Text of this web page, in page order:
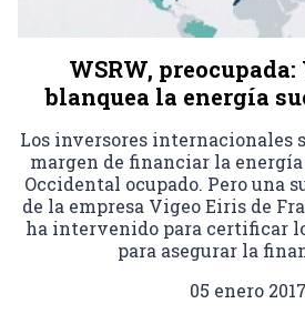
WSRW,
blanquea la energía
Los inversores internacionales
margen de financiar la
Occidental ocupado. Pero una
de la empresa Vigeo Eiris de
ha intervenido para certificar
para asegurar la
05 enero 2017